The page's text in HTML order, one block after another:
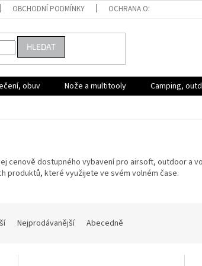
OBCHODNÍ PODMÍNKY OCHRANA OSOBNÍCH ÚDAJŮ
HLEDAT
obuv Nože a multitooly Camping,
cenově dostupného vybavení pro airsoft, outdoor a
produktů, které využijete ve svém volném čase.
Nejprodávanější Abecedně